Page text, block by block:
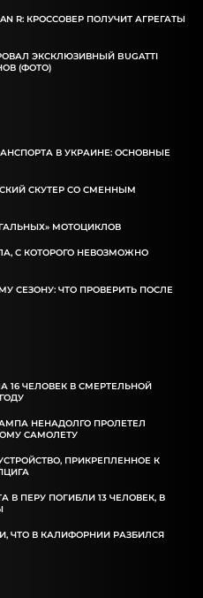
R: КРОССОВЕР ПОЛУЧИТ АГРЕГАТЫ
ЭКСКЛЮЗИВНЫЙ BUGATTI
(ФОТО)
В УКРАИНЕ: ОСНОВНЫЕ
СКУТЕР СО СМЕННЫМ
МОТОЦИКЛОВ
С КОТОРОГО НЕВОЗМОЖНО
СЕЗОНУ: ЧТО ПРОВЕРИТЬ ПОСЛЕ
16 ЧЕЛОВЕК В СМЕРТЕЛЬНОЙ
НЕНАДОЛГО ПРОЛЕТЕЛ
САМОЛЕТУ
ПРИКРЕПЛЕННОЕ К
В ПЕРУ ПОГИБЛИ 13 ЧЕЛОВЕК, В
ЧТО В КАЛИФОРНИИ РАЗБИЛСЯ